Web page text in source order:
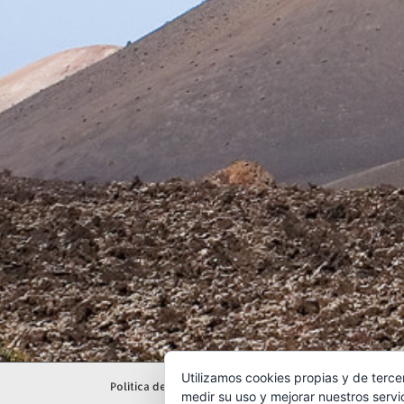
Política de gestión ambiental|Aviso legal |
Utilizamos cookies propias y de
medir su uso y mejorar nuestros